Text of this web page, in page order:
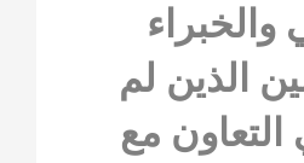
والخبراء
الذين لم
التعاون مع